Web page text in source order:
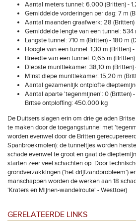
Aantal meters tunnel: 6.000 (Britten) -
Gemiddelde vorderingen per dag: 7 m
Aantal maanden graafwerk: 28 (Britten)
Gemiddelde lengte van een tunnel: 534
Langste tunnel: 710 m (Britten) - 180 m
Hoogte van een tunnel: 1,30 m (Britten) -
Breedte van een tunnel: 0,65 m
Diepste munitiekamer: 38,10 m (Britten)
Minst diepe munitiekamer: 15,20 m
Aantal gezamenlijk ontplofte
Aantal aparte 'tegenmijnen': 0 (Britten)
Britse ontploffing: 450.000 kg
De Duitsers slagen erin om drie geladen
te maken door de toegangstunnel met
worden evenwel door de Britten
Spanbroekmolen): de tunneltjes worden
schade evenwel te groot en gaat de
starten zeer veel schachten op. Door
grondverzakkingen ('het drijfzandprobleem')
manschappen worden de werken aan 18
'Kraters en Mijnen-wandelroute' - Westtoer)
GERELATEERDE LINKS